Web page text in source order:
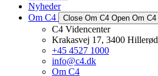
Nyheder
Om C4
Close Om C4 Open Om C4
C4 Videncenter
Krakasvej 17, 3400 Hillerød
+45 4527 1000
info@c4.dk
Om C4